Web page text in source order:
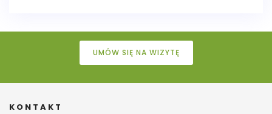
UMÓW SIĘ NA WIZYTĘ
KONTAKT